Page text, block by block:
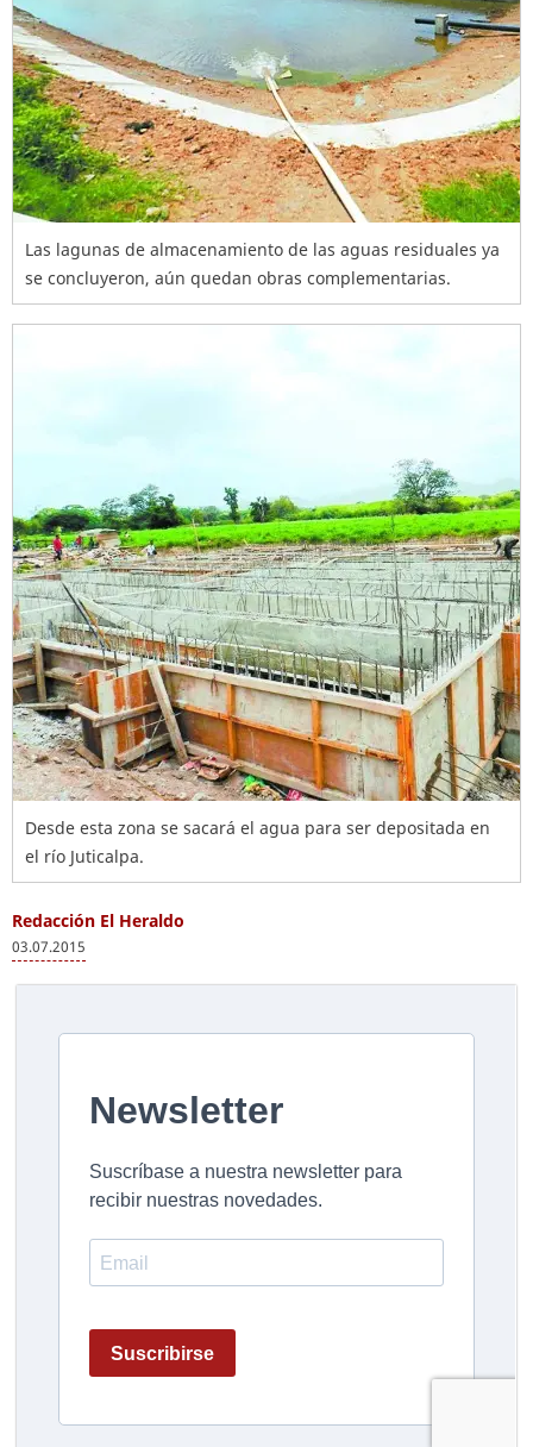
Las lagunas de almacenamiento de las aguas residuales ya
se concluyeron, aún quedan obras complementarias.
Desde esta zona se sacará el agua para ser depositada en
el río Juticalpa.
Redacción El Heraldo
03.07.2015